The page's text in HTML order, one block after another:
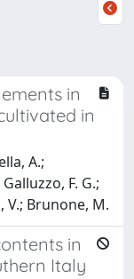
in
in
A.;
F. G.;
V.; Brunone, M.
in
Italy